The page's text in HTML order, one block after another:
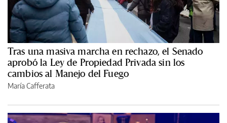
Tras una masiva marcha en rechazo, el Senado
aprobó la Ley de Propiedad Privada sin los
cambios al Manejo del Fuego
María Cafferata